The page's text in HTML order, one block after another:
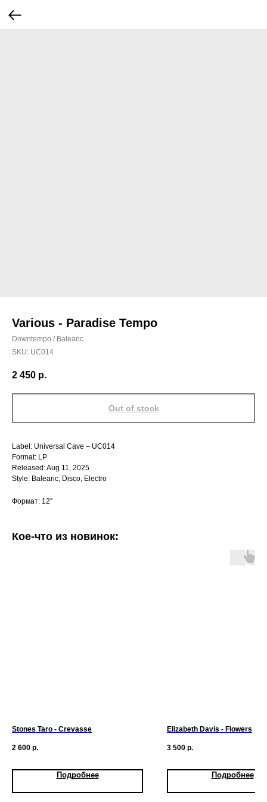
Various - Paradise Tempo
Downtempo / Balearic
SKU: UC014
2 450 р.
Out of stock
Label: Universal Cave – UC014
Format: LP
Released: Aug 11, 2025
Style: Balearic, Disco, Electro
Формат: 12''
Кое-что из новинок:
Stones Taro - Crevasse
2 600 р.
Подробнее
Elizabeth Davis - Flowers
3 500 р.
Подробнее